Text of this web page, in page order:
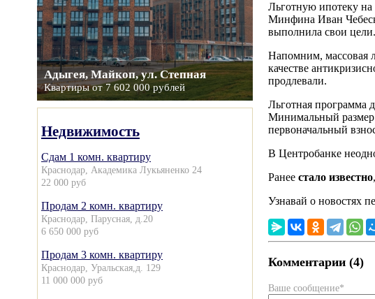
Адыгея, Майкоп, ул. Степная
Квартиры от 7 602 000 рублей
Недвижимость
Сдам 1 комн. квартиру
Краснодар, Академика Лукьяненко 24
22 000 руб
Продам 2 комн. квартиру
Краснодар, Парусная, д.20
6 650 000 руб
Продам 3 комн. квартиру
Краснодар, Уральская,д. 129
11 000 000 руб
Льготную ипотеку на
Минфина Иван
выполнила свои цели.
Напомним, массовая
качестве
продлевали.
Льготная программа
Минимальный размер
первоначальный
В Центробанке
Ранее стало известно
Узнавай о новостях
Комментарии (4)
Ваше сообщение*